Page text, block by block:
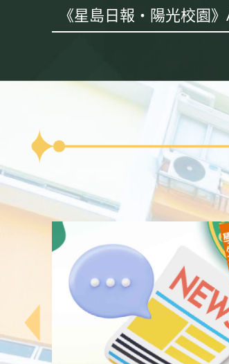
《星島日報・陽光校園
訪